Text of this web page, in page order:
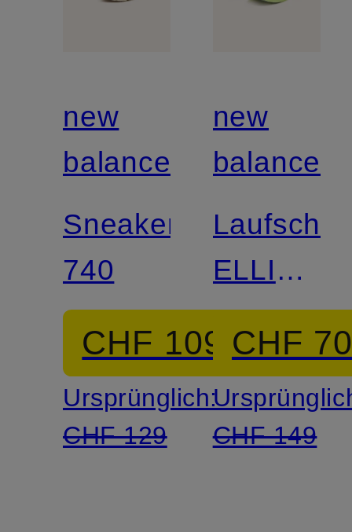
new
balance
Sneaker
740
CHF 109
Ursprünglich:
CHF 129
new
balance
ELLIPSE
V1
CHF
CHF 149